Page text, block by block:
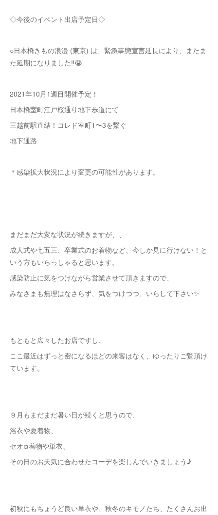
◇今後のイベント出店予定日◇
○日本橋きもの浪漫 (東京) は、緊急事態宣言延長により、またま
た延期になりました‼️😭
2021年10月1週目開催予定！
日本橋室町江戸桜通り地下歩道にて
三越前駅直結！コレド室町1〜3を繋ぐ
地下通路
＊感染拡大状況により変更の可能性があります。
まだまだ大変な状況が続きますが、、
成人式や七五三、卒業式のお着物など、今しか見に行けない！と
いう方もいらっしゃると思います。
感染防止に気をつけながら営業させて頂きますので、
みなさまも無理はなさらず、気をつけつつ、いらして下さい✨
もともと広々したお店ですし、
ここ最近はずっと密になるほどの来客はなく、ゆったりご覧頂け
ています。
９月もまだまだ暑い日が続くと思うので、
浴衣や夏着物、
セオα着物や単衣、
その日のお天気に合わせたコーデを楽しんでいきましょう♪
⁡初秋にもちょうど良い単衣や、秋冬のキモノたち、たくさんお出